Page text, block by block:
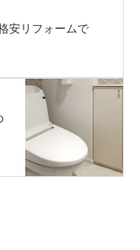
安リフォームで